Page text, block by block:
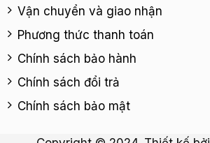
Vận chuyển và giao nhận
Phương thức thanh toán
Chính sách bảo hành
Chính sách đổi trả
Chính sách bảo mật